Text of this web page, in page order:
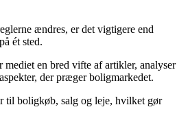
ændres, er det vigtigere end
ét sted.
en bred vifte af artikler, analyser
der præger boligmarkedet.
til boligkøb, salg og leje, hvilket gør